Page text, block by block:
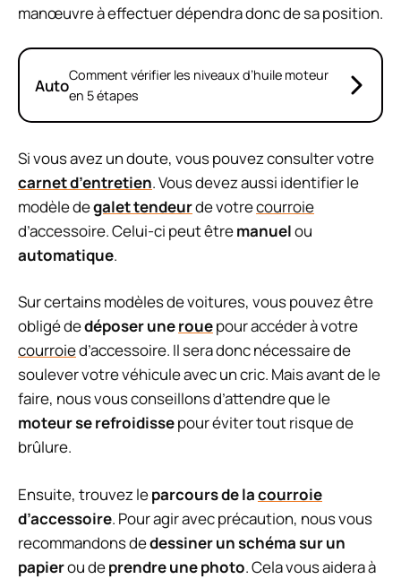
manœuvre à effectuer dépendra donc de sa position.
AutoComment vérifier les niveaux d’huile moteur
en 5 étapes
Si vous avez un doute, vous pouvez consulter votre
carnet d’entretien. Vous devez aussi identifier le
modèle degalet tendeurde votrecourroie
d’accessoire. Celui-ci peut êtremanuelou
automatique.
Sur certains modèles de voitures, vous pouvez être
obligé dedéposer unerouepour accéder à votre
courroied’accessoire. Il sera donc nécessaire de
soulever votre véhicule avec un cric. Mais avant de le
faire, nous vous conseillons d’attendre que le
moteur se refroidissepour éviter tout risque de
brûlure.
Ensuite, trouvez leparcours de lacourroie
d’accessoire. Pour agir avec précaution, nous vous
recommandons dedessiner un schéma sur un
papierou deprendre une photo. Cela vous aidera à